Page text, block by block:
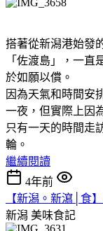
搭著從新潟港始發
「佐渡島」，一
於如願以償。
因為天氣和時間安
一夜，但實際上因
只有一天的時間走
輪。
繼續閱讀
4年前
【新潟。新瀉│食
新潟 美味食記